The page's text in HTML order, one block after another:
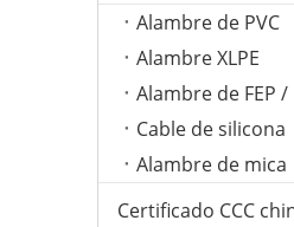
Alambre de PVC
Alambre XLPE
Alambre de FEP /
Cable de silicona
Alambre de mica
Certificado CCC